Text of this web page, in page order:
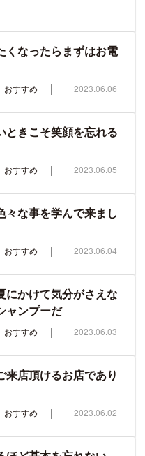
くなったらまずはお電
おすすめ | 2023.06.06
ときこそ笑顔を忘れる
おすすめ | 2023.06.05
々な事を学んで来まし
おすすめ | 2023.06.04
にかけて気分がさえな
ャンプーだ
おすすめ | 2023.06.03
来店頂けるお店であり
おすすめ | 2023.06.02